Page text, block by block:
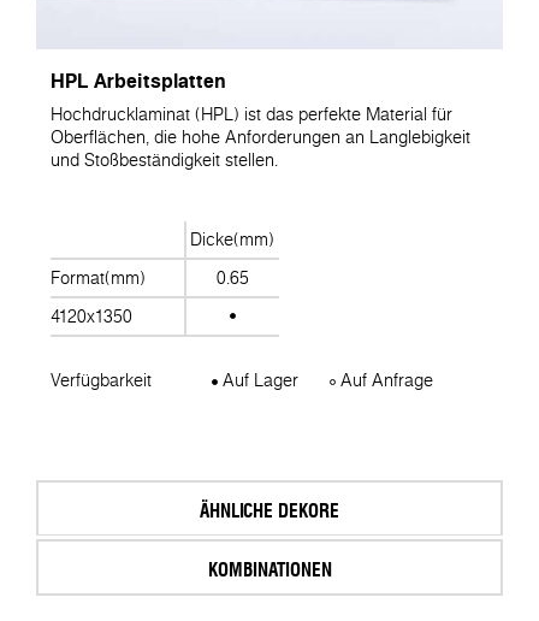
HPL Arbeitsplatten
Hochdrucklaminat (HPL) ist das perfekte Material für
Oberflächen, die hohe Anforderungen an Langlebigkeit
und Stoßbeständigkeit stellen.
Dicke(mm)
Format(mm)
0.65
4120x1350
Verfügbarkeit Auf Lager Auf Anfrage
ÄHNLICHE DEKORE
KOMBINATIONEN